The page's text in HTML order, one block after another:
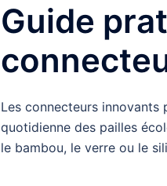
Guide
Les connecteurs
quotidienne des pailles
le bambou, le verre ou le